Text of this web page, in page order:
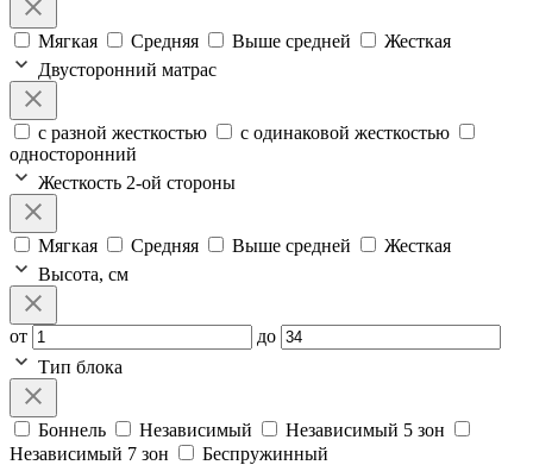
Мягкая Средняя Выше средней
Жесткая
Двусторонний матрас
с разной жесткостью
с одинаковой жесткостью
односторонний
Жесткость 2-ой стороны
Мягкая Средняя Выше средней
Жесткая
Высота, см
от
до
Тип блока
Боннель Независимый
Независимый 5 зон
Независимый 7 зон
Беспружинный